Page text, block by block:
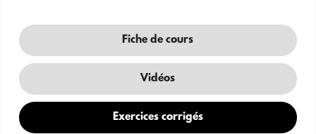
Fiche de cours
Vidéos
Exercices corrigés